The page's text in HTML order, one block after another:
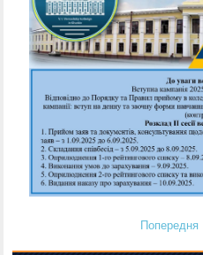
Попередня